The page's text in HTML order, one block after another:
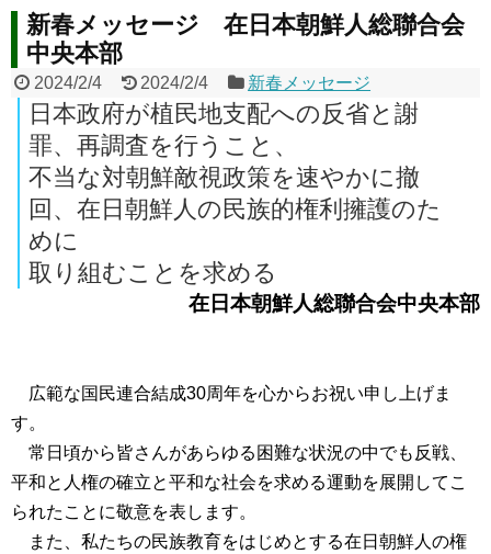
新春メッセージ 在日本朝鮮人総聯合会
中央本部
2024/2/4 2024/2/4 新春メッセージ
日本政府が植民地支配への反省と謝
罪、再調査を行うこと、
不当な対朝鮮敵視政策を速やかに撤
回、在日朝鮮人の民族的権利擁護のた
めに
取り組むことを求める
在日本朝鮮人総聯合会中央本部
広範な国民連合結成30周年を心からお祝い申し上げま
す。
常日頃から皆さんがあらゆる困難な状況の中でも反戦、
平和と人権の確立と平和な社会を求める運動を展開してこ
られたことに敬意を表します。
また、私たちの民族教育をはじめとする在日朝鮮人の権